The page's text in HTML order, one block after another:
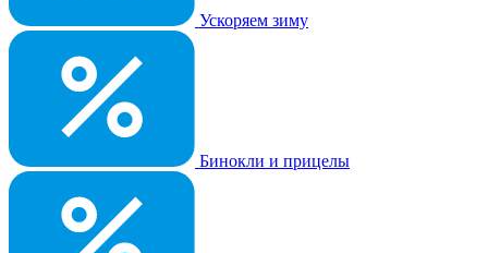
Ускоряем зиму
Бинокли и прицелы